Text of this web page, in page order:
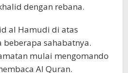
dengan rebana.
al Hamudi di atas
beberapa sahabatnya.
mulai mengomando
Al Quran.